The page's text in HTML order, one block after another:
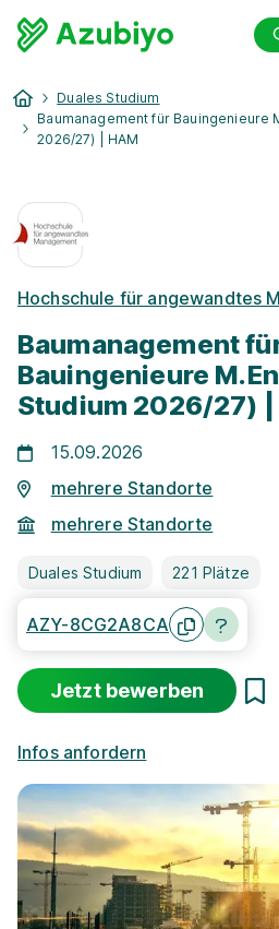
Duales Studium
Baumanagement für Bauingenieure
2026/27) | HAM
Hochschule für angewandtes
Baumanagement
Bauingenieure
Studium 2026/27) |
15.09.2026
mehrere Standorte
mehrere Standorte
Duales Studium 221 Plätze
AZY-8CG2A8CA
Jetzt bewerben
Infos anfordern